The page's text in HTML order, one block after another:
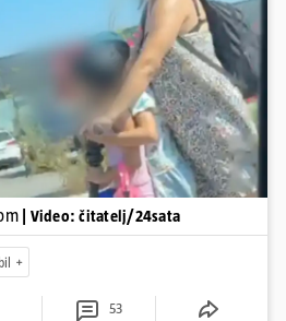
videa...
| Video: čitatelj/24sata
53